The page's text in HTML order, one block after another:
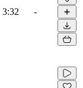
3:32 -